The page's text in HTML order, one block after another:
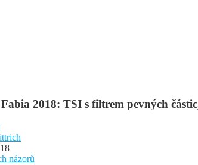
2018: TSI s filtrem pevných
názorů